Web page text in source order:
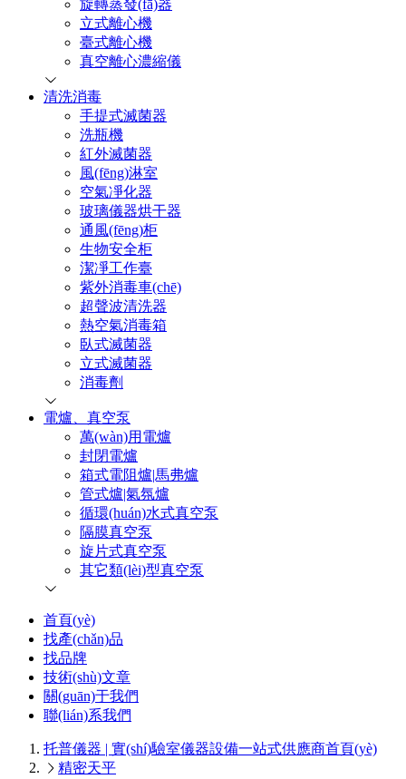
旋轉蒸發(fā)器
立式離心機
臺式離心機
真空離心濃縮儀
清洗消毒
手提式滅菌器
洗瓶機
紅外滅菌器
風(fēng)淋室
空氣凈化器
玻璃儀器烘干器
通風(fēng)柜
生物安全柜
潔凈工作臺
紫外消毒車(chē)
超聲波清洗器
熱空氣消毒箱
臥式滅菌器
立式滅菌器
消毒劑
電爐、真空泵
萬(wàn)用電爐
封閉電爐
箱式電阻爐|馬弗爐
管式爐|氣氛爐
循環(huán)水式真空泵
隔膜真空泵
旋片式真空泵
其它類(lèi)型真空泵
首頁(yè)
找產(chǎn)品
找品牌
技術(shù)文章
關(guān)于我們
聯(lián)系我們
托普儀器 | 實(shí)驗室儀器設備一站式供應商首頁(yè)
精密天平